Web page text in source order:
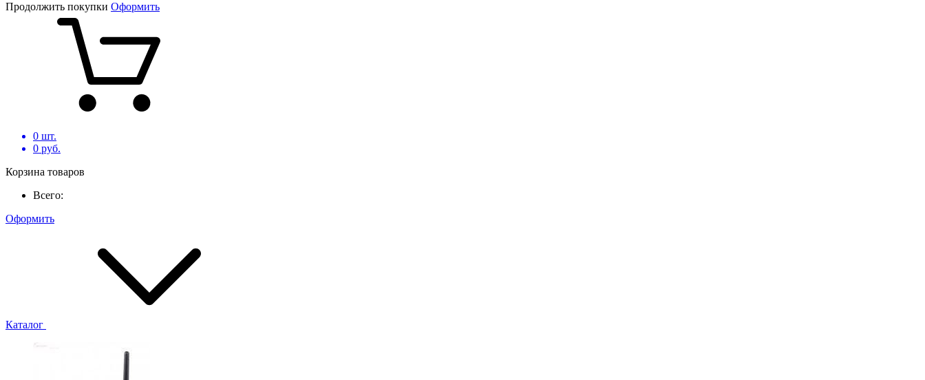
Продолжить покупки Оформить
0 шт.
0 руб.
Корзина товаров
Всего:
Оформить
Каталог